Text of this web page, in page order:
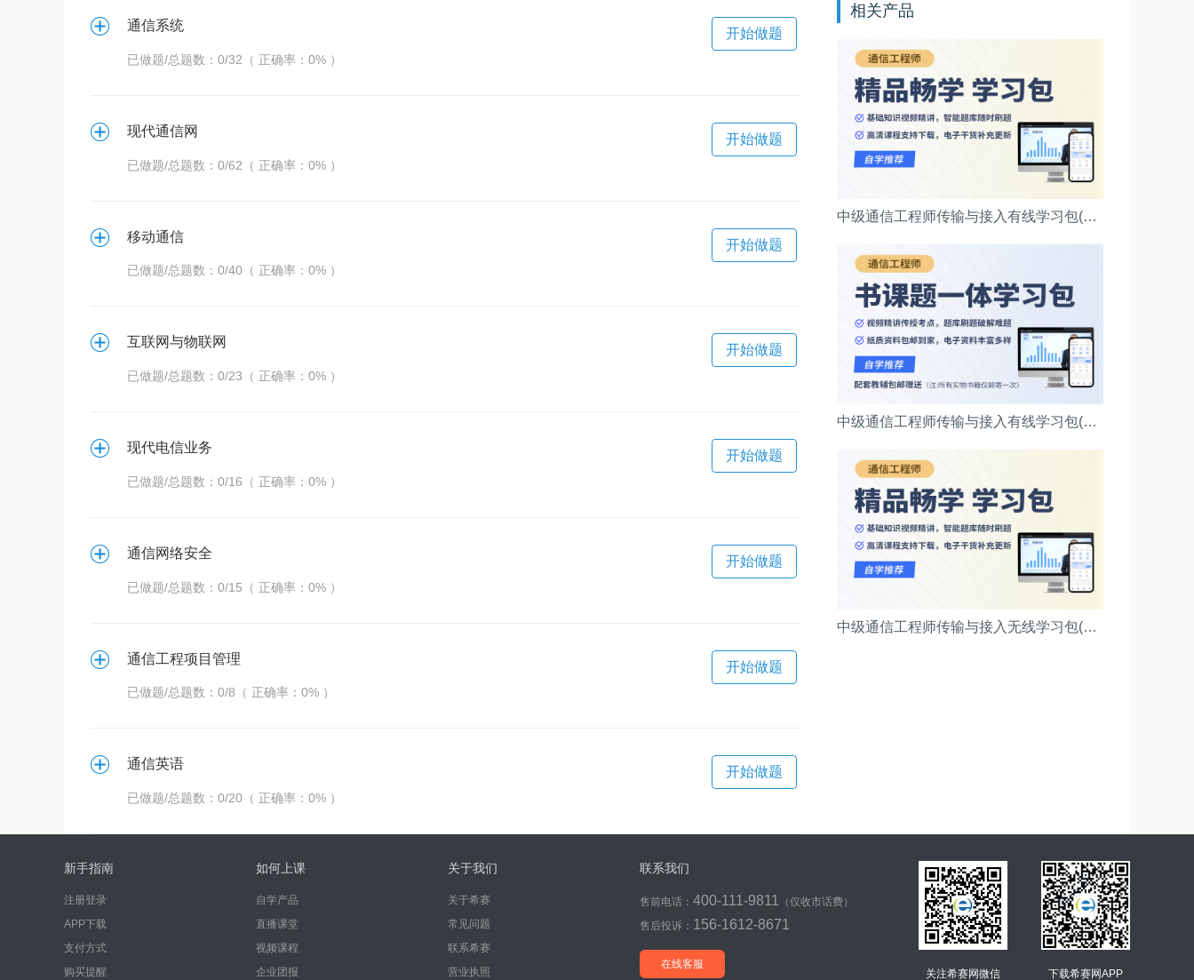
通信系统
已做题/总题数：0/32（ 正确率：0% ）
开始做题
现代通信网
已做题/总题数：0/62（ 正确率：0% ）
开始做题
移动通信
已做题/总题数：0/40（ 正确率：0% ）
开始做题
互联网与物联网
已做题/总题数：0/23（ 正确率：0% ）
开始做题
现代电信业务
已做题/总题数：0/16（ 正确率：0% ）
开始做题
通信网络安全
已做题/总题数：0/15（ 正确率：0% ）
开始做题
通信工程项目管理
已做题/总题数：0/8（ 正确率：0% ）
开始做题
通信英语
已做题/总题数：0/20（ 正确率：0% ）
开始做题
相关产品
中级通信工程师传输与接入有线学习包(精品畅学班)
中级通信工程师传输与接入有线学习包(无忧通关班)
中级通信工程师传输与接入无线学习包(精品畅学班)
新手指南
注册登录
APP下载
支付方式
购买提醒
如何上课
自学产品
直播课堂
视频课程
企业团报
关于我们
关于希赛
常见问题
联系希赛
营业执照
联系我们
售前电话： 400-111-9811
（仅收市话费）
售后投诉： 156-1612-8671
在线客服
关注希赛网微信 下载希赛网APP